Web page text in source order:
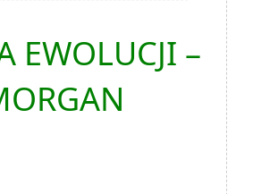
EWOLUCJI –